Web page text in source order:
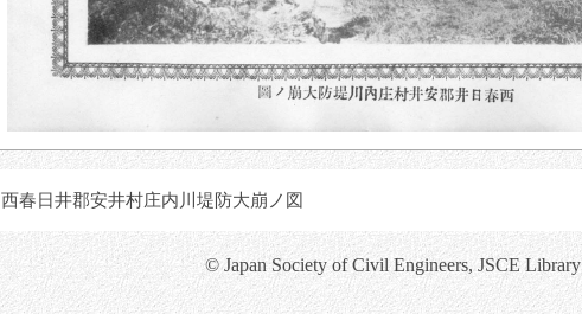
西春日井郡安井村庄内川堤防大崩ノ図
© Japan Society of Civil Engineers, JSCE Library